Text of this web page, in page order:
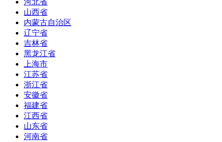
河北省
山西省
内蒙古自治区
辽宁省
吉林省
黑龙江省
上海市
江苏省
浙江省
安徽省
福建省
江西省
山东省
河南省